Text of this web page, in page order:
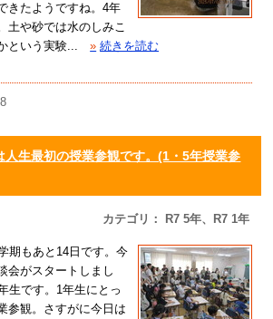
きたようですね。4年
土や砂では水のしみこ
という実験...
» 続きを読む
人生最初の授業参観です。(1・5年授業参
カテゴリ： R7 5年、R7 1年
期もあと14日です。今
会がスタートしまし
生です。1年生にとっ
参観。さすがに今日は